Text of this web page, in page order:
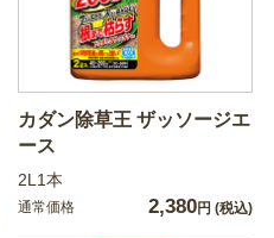
カダン除草王 ザッソージエ
ース
2L1本
通常価格 2,380円 (税込)